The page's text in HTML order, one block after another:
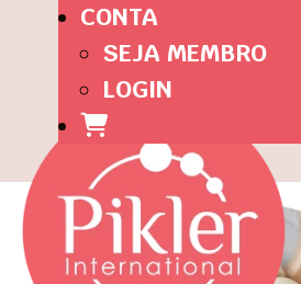
CONTA
SEJA MEMBRO
LOGIN